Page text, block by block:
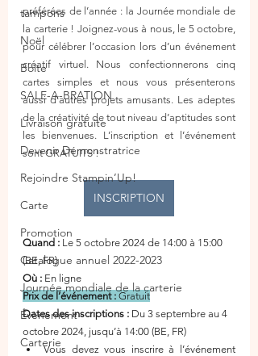
tampons
Noël
Boîte
SALE-A-BRATION
Livraison gratuite
Devenir Démonstratrice
Rejoindre Stampin’Up!
Carte
Promotion
Catalogue annuel 2022-2023
Journée mondiale de la carterie
Évènement
Carterie
préférées de l’année : la Journée mondiale de
la carterie ! Joignez-vous à nous, le 5 octobre,
pour célébrer l’occasion lors d’un événement
créatif virtuel. Nous confectionnerons cinq
cartes simples et nous vous présenterons
aussi d’autres projets amusants. Les adeptes
de la créativité de tout niveau d’aptitudes sont
les bienvenues. L’inscription et l’événement
sont GRATUITS !
INSCRIPTION
Quand : Le 5 octobre 2024 de 14:00 à 15:00
(BE, FR)
Où : En ligne
Prix de l’événement : Gratuit
Dates des inscriptions : Du 3 septembre au 4
octobre 2024, jusqu’à 14:00 (BE, FR)
Vous devez vous inscrire à l’événement